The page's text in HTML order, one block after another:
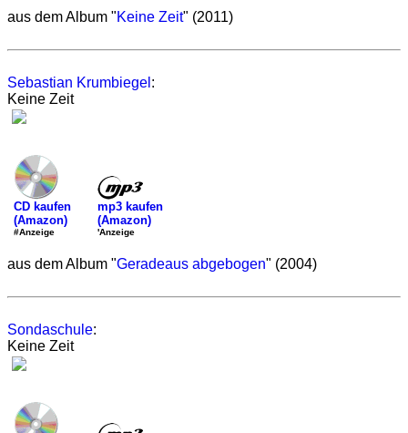
aus dem Album "Keine Zeit" (2011)
Sebastian Krumbiegel :
Keine Zeit
CD kaufen
(Amazon)
#Anzeige
mp3 kaufen
(Amazon)
'Anzeige
aus dem Album "Geradeaus abgebogen" (2004)
Sondaschule:
Keine Zeit